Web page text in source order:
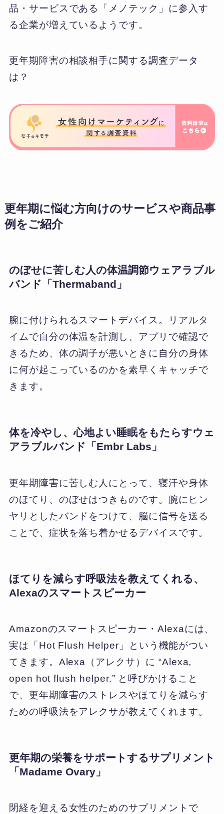
品・サービスである「メノテック」に参入す
る企業が増えているようです。
更年期障害の相談相手に関する調査データ
は？
更年期に悩む方向けのサービスや商品事
例をご紹介
のぼせに苦しむ人の体温調節ウェアラブル
バンド「Thermaband」
腕に付けられるスマートデバイス。リアルタ
イムで自分の体温を計測し、アプリで確認で
きるため、体の調子が悪いときに自分の身体
に何が起こっているのかを素早くキャッチで
きます。
体を冷やし、心地よい睡眠をもたらすウェ
アラブルバンド「Embr Labs」
更年期障害に苦しむ人にとって、寝汗や身体
のほてり、のぼせはつきものです。腕にヒン
ヤリとしたバンドをつけて、脳に信号を送る
ことで、症状を落ち着かせるデバイスです。
ほてりを減らす呼吸法を教えてくれる、
Alexaのスマートスピーカー
Amazonのスマートスピーカー・Alexaには、
実は「Hot Flush Helper」という機能がつい
てきます。Alexa（アレクサ）に “Alexa,
open hot flush helper.” と呼びかけること
で、更年期障害のストレスやほてりを減らす
ための呼吸法をアレクサが教えてくれます。
更年期の栄養をサポートするサプリメント
「Madame Ovary」
閉経を迎える女性のためのサプリメントで